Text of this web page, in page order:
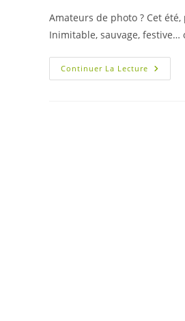
la
publication :
Amateurs de photo ? Cet
Inimitable, sauvage,
Continuer La Lecture
Photo